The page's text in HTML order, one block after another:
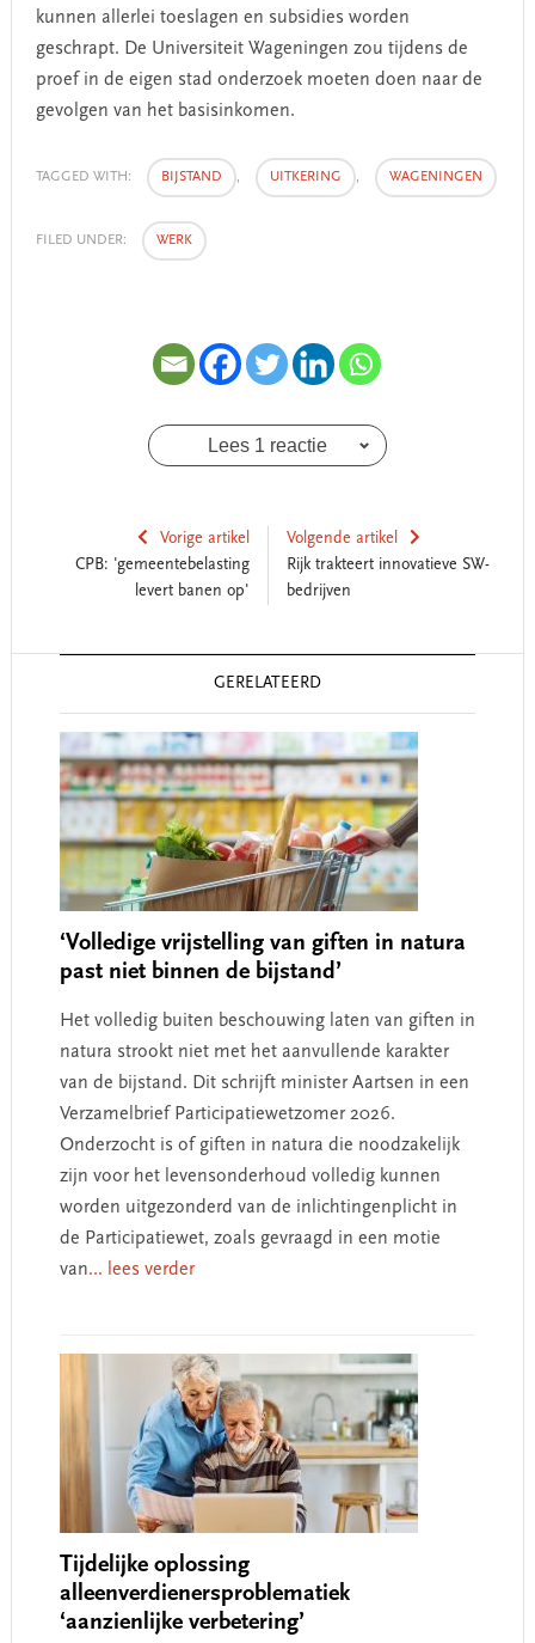
kunnen allerlei toeslagen en subsidies worden
geschrapt. De Universiteit Wageningen zou tijdens de
proef in de eigen stad onderzoek moeten doen naar de
gevolgen van het basisinkomen.
TAGGED WITH: BIJSTAND , UITKERING , WAGENINGEN
FILED UNDER: WERK
Lees 1 reactie
Vorige artikel
CPB: 'gemeentebelasting
levert banen op'
Volgende artikel
Rijk trakteert innovatieve SW-
bedrijven
GERELATEERD
‘Volledige vrijstelling van giften in natura
past niet binnen de bijstand’
Het volledig buiten beschouwing laten van giften in
natura strookt niet met het aanvullende karakter
van de bijstand. Dit schrijft minister Aartsen in een
Verzamelbrief Participatiewetzomer 2026.
Onderzocht is of giften in natura die noodzakelijk
zijn voor het levensonderhoud volledig kunnen
worden uitgezonderd van de inlichtingenplicht in
de Participatiewet, zoals gevraagd in een motie
van... lees verder
Tijdelijke oplossing
alleenverdienersproblematiek
‘aanzienlijke verbetering’